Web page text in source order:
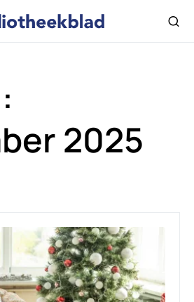
2025